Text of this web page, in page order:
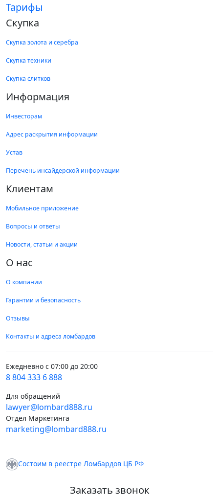
Тарифы
Скупка
Скупка золота и серебра
Скупка техники
Скупка слитков
Информация
Инвесторам
Адрес раскрытия информации
Устав
Перечень инсайдерской информации
Клиентам
Мобильное приложение
Вопросы и ответы
Новости, статьи и акции
О нас
О компании
Гарантии и безопасность
Отзывы
Контакты и адреса ломбардов
Ежедневно с 07:00 до 20:00
8 804 333 6 888
Для обращений
lawyer@lombard888.ru
Отдел Маркетинга
marketing@lombard888.ru
Состоим в реестре Ломбардов ЦБ РФ
Заказать звонок